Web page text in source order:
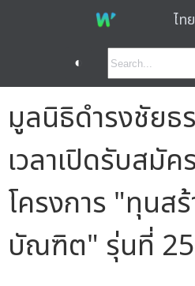
ไทย
◐
มูลนิธิดำรงชัยธ
เวลาเปิดรับสมั
โครงการ "ทุนส
บัณฑิต" รุ่นที่ 25